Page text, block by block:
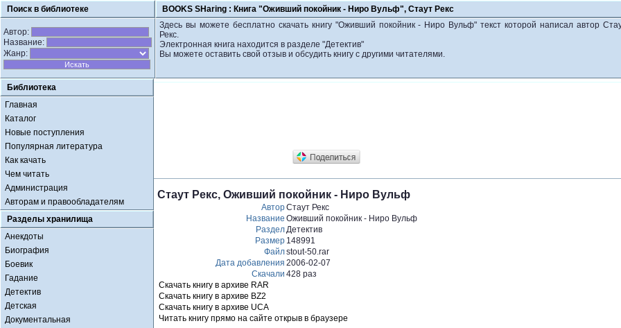
Поиск в библиотеке BOOKS SHaring : Книга "Оживший покойник - Ниро Вульф", Стаут Рекс
Автор:
Название:
Жанр:
Здесь вы можете бесплатно скачать книгу "Оживший покойник - Ниро Вульф" текст которой написал автор
Рекс.
Электронная книга находится в разделе "Детектив"
Вы можете оставить свой отзыв и обсудить книгу с другими читателями.
Библиотека
Главная
Каталог
Новые поступления
Популярная литература
Как качать
Чем читать
Администрация
Авторам и правообладателям
Разделы хранилища
Анекдоты
Биография
Боевик
Гадание
Детектив
Детская
Документальная
Стаут Рекс, Оживший покойник - Ниро Вульф
АвторСтаут Рекс
Название Оживший покойник - Ниро Вульф
РазделДетектив
Размер 148991
Файлstout-50.rar
Дата добавления 2006-02-07
Скачали 428 раз
Скачать книгу в архиве RAR
Скачать книгу в архиве BZ2
Скачать книгу в архиве UCA
Читать книгу прямо на сайте открыв в браузере